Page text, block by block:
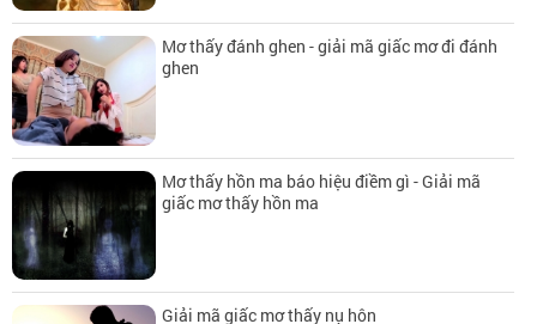
Mơ thấy đánh ghen - giải mã giấc mơ đi đánh
ghen
Mơ thấy hồn ma báo hiệu điềm gì - Giải mã
giấc mơ thấy hồn ma
Giải mã giấc mơ thấy nụ hôn